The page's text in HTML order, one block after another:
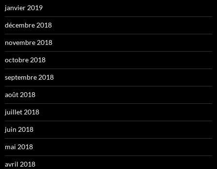
janvier 2019
décembre 2018
novembre 2018
octobre 2018
septembre 2018
août 2018
juillet 2018
juin 2018
mai 2018
avril 2018